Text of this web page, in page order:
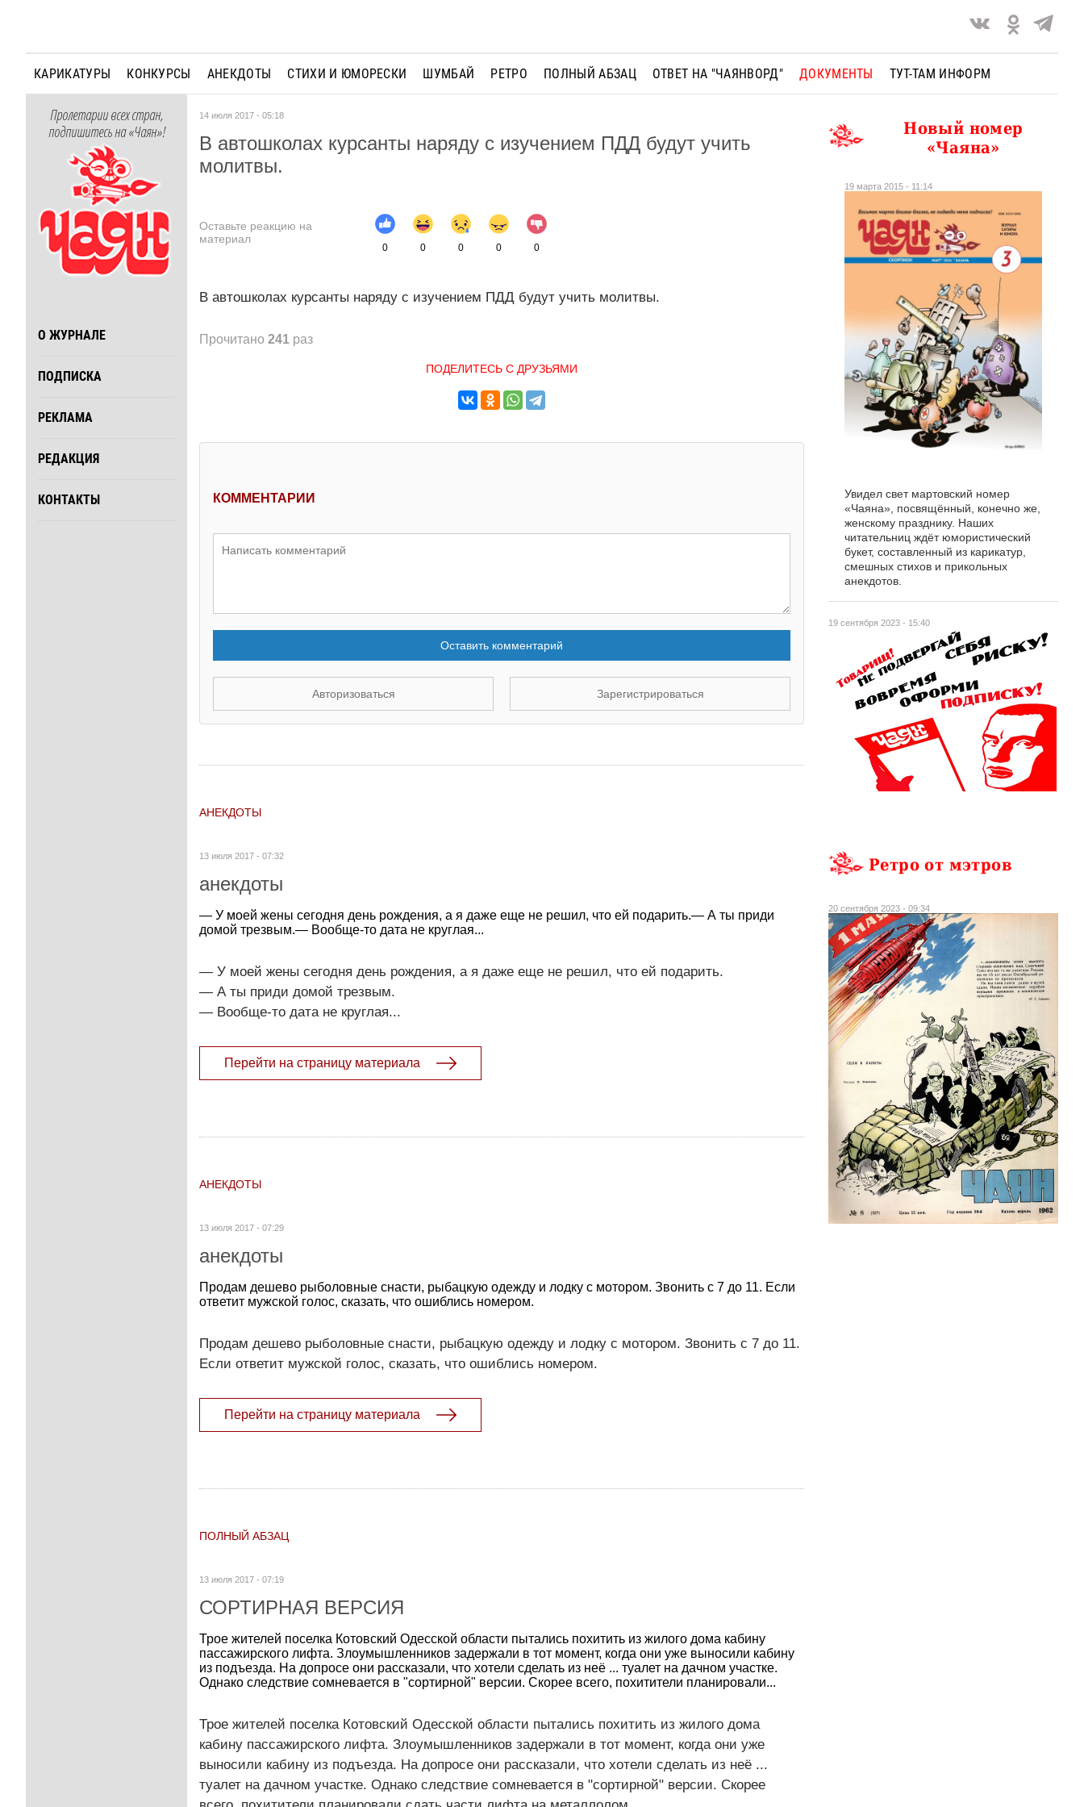
КАРИКАТУРЫ КОНКУРСЫ АНЕКДОТЫ СТИХИ И ЮМОРЕСКИ ШУМБАЙ РЕТРО ПОЛНЫЙ АБЗАЦ ОТВЕТ НА "ЧАЯНВОРД" ДОКУМЕНТЫ ТУТ-ТАМ ИНФОРМ
Пролетарии всех стран,
подпишитесь на «Чаян»!
О ЖУРНАЛЕ
ПОДПИСКА
РЕКЛАМА
РЕДАКЦИЯ
КОНТАКТЫ
14 июля 2017 - 05:18
В автошколах курсанты наряду с изучением ПДД будут учить
молитвы.
Оставьте реакцию на
материал
0 0 0 0 0
В автошколах курсанты наряду с изучением ПДД будут учить молитвы.
Прочитано 241 раз
ПОДЕЛИТЕСЬ С ДРУЗЬЯМИ
КОММЕНТАРИИ
Оставить комментарий
Авторизоваться Зарегистрироваться
АНЕКДОТЫ
13 июля 2017 - 07:32
анекдоты
— У моей жены сегодня день рождения, а я даже еще не решил, что ей подарить.— А ты приди
домой трезвым.— Вообще-то дата не круглая...
— У моей жены сегодня день рождения, а я даже еще не решил, что ей подарить.
— А ты приди домой трезвым.
— Вообще-то дата не круглая...
Перейти на страницу материала
АНЕКДОТЫ
13 июля 2017 - 07:29
анекдоты
Продам дешево рыболовные снасти, рыбацкую одежду и лодку с мотором. Звонить с 7 до 11. Если
ответит мужской голос, сказать, что ошиблись номером.
Продам дешево рыболовные снасти, рыбацкую одежду и лодку с мотором. Звонить с 7 до 11.
Если ответит мужской голос, сказать, что ошиблись номером.
Перейти на страницу материала
ПОЛНЫЙ АБЗАЦ
13 июля 2017 - 07:19
СОРТИРНАЯ ВЕРСИЯ
Трое жителей поселка Котовский Одесской области пытались похитить из жилого дома кабину
пассажирского лифта. Злоумышленников задержали в тот момент, когда они уже выносили кабину
из подъезда. На допросе они рассказали, что хотели сделать из неё ... туалет на дачном участке.
Однако следствие сомневается в "сортирной" версии. Скорее всего, похитители планировали...
Трое жителей поселка Котовский Одесской области пытались похитить из жилого дома
кабину пассажирского лифта. Злоумышленников задержали в тот момент, когда они уже
выносили кабину из подъезда. На допросе они рассказали, что хотели сделать из неё ...
туалет на дачном участке. Однако следствие сомневается в "сортирной" версии. Скорее
19 сентября 2023 - 15:40
Новый номер
«Чаяна»
19 марта 2015 - 11:14
Увидел свет мартовский номер
«Чаяна», посвящённый, конечно же,
женскому празднику. Наших
читательниц ждёт юмористический
букет, составленный из карикатур,
смешных стихов и прикольных
анекдотов.
Ретро от мэтров
20 сентября 2023 - 09:34